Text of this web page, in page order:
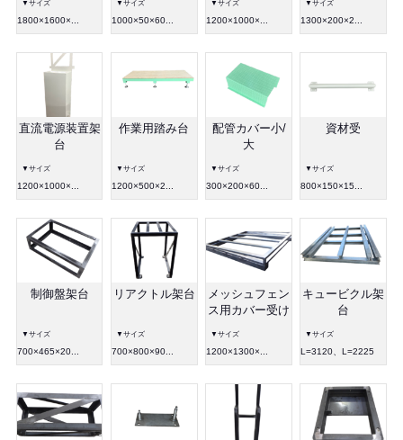
▼サイズ
1800×1600×...
▼サイズ
1000×50×60...
▼サイズ
1200×1000×...
▼サイズ
1300×200×2...
直流電源装置架
台
▼サイズ
1200×1000×...
作業用踏み台
▼サイズ
1200×500×2...
配管カバー小/
大
▼サイズ
300×200×60...
資材受
▼サイズ
800×150×15...
制御盤架台
▼サイズ
700×465×20...
リアクトル架台
▼サイズ
700×800×90...
メッシュフェン
ス用カバー受け
▼サイズ
1200×1300×...
キュービクル架
台
▼サイズ
L=3120、L=2225